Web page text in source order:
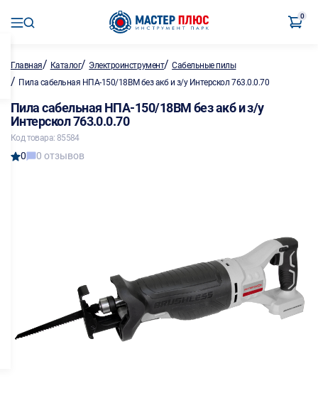
0
Главная/ Каталог/ Электроинструмент/Сабельные пилы
/ Пила сабельная НПА-150/18ВМ без акб и з/у Интерскол 763.0.0.70
Пила сабельная НПА-150/18ВМ без акб и з/у
Интерскол 763.0.0.70
Код товара: 85584
0 0 отзывов